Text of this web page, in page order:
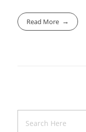
Read More